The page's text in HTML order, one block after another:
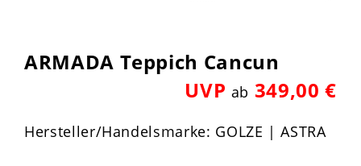
ARMADA Teppich Cancun
UVP ab 349,00 €
Hersteller/Handelsmarke: GOLZE | ASTRA